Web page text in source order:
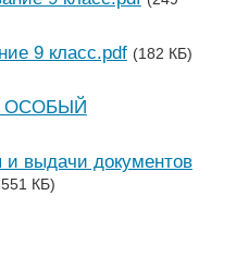
9 класс.pdf (182 КБ)
ОСОБЫЙ
и выдачи документов
КБ)